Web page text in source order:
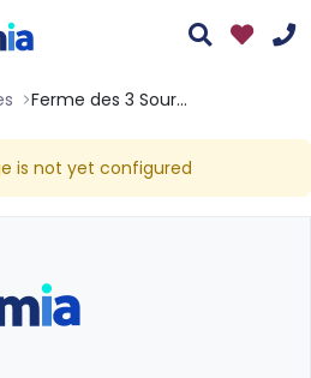
: 9h30-13h et 14h-19h
Ferme des 3 Sources
is not yet configured
l'assistant Totemia.
sur nos